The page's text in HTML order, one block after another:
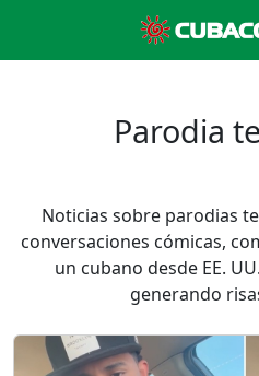
Parodia
Noticias sobre parodias
conversaciones cómicas,
un cubano desde EE.
generando